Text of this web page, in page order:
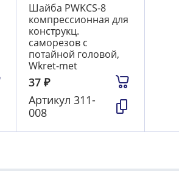
Шайба PWKCS-8
компрессионная для
конструкц.
саморезов с
потайной головой,
Wkret-met
37 ₽
Артикул 311-
008